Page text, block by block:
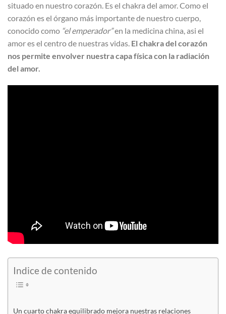
situado en nuestro corazón. Es el chakra del amor. Como el
corazón es el órgano más importante de nuestro cuerpo,
conocido como “el emperador”en la medicina china, asi el
amor es el centro de nuestras vidas. El chakra del corazón
nos permite envolver nuestra capa física con la radiación
del amor.
Indice de contenido
Un cuarto chakra equilibrado mejora nuestras relaciones